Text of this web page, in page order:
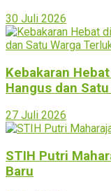
30 Juli 2026
Kebakaran
Hangus dan
27 Juli 2026
STIH Putri
Baru